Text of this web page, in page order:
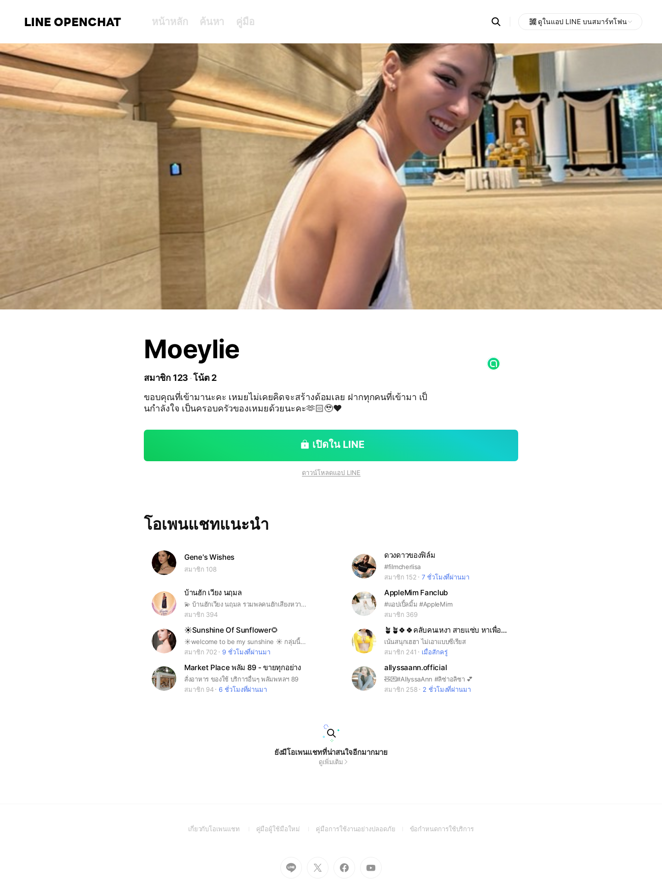
LINE OPENCHAT หน้าหลัก ค้นหา คู่มือ Search
OpenChats
messages
search
area
ดูในแอป LINE บนสมาร์ทโฟน
Moeylie
สมาชิก 123 โน้ต 2
ขอบคุณที่เข้ามานะคะ เหมยไม่เคยคิดจะสร้างด้อมเลย ฝากทุกคนที่เข้ามา เป็
นกำลังใจ เป็นครอบครัวของเหมยด้วยนะคะ🫶🏻🥹❤️
เปิดใน LINE
ดาวน์โหลดแอป LINE
โอเพนแชทแนะนำ
Gene's Wishes
สมาชิก 108
ดวงดาวของฟิล์ม
#filmcherlisa
สมาชิก 152
7 ชั่วโมงที่ผ่านมา
บ้านฮัก เวียง นฤมล
💫 บ้านฮักเวียง นฤมล รวมพลคนฮักเสียงหวาน อบอุ่น เป็นกันเอง อัปเดตผลงาน รูปภาพ ข่าวสาร และโมเมนต์น่ารักๆ ของเวียง นฤมล 💜
สมาชิก 394
AppleMim Fanclub
#แอปเปิ้ลมิ้ม #AppleMim
สมาชิก 369
☀️Sunshine Of Sunflower🌻
☀️welcome to be my sunshine ☀️ กลุ่มนี้สำหรับคนรัก🌻เนเน่ ธันย์ชนก 🌻 #nenethanchanok #thanchanok_nene
สมาชิก 702
9 ชั่วโมงที่ผ่านมา
🪴🪴🍀🍀คลับคนเหงา สายแซ่บ หาเพื่อนหาแฟน🪴🪴🍀🍀
เน้นสนุกเฮฮา ไม่เอาแบบซีเรียส
สมาชิก 241
เมื่อสักครู่
Market Place พลัม 89 - ขายทุกอย่าง
สั่งอาหาร ของใช้ บริการอื่นๆ พลัมพหลฯ 89
สมาชิก 94
6 ชั่วโมงที่ผ่านมา
allyssaann.official
🧸💌#AllyssaAnn #ลิซ่าอลิซา 💕
สมาชิก 258
2 ชั่วโมงที่ผ่านมา
ยังมีโอเพนแชทที่น่าสนใจอีกมากมาย
ดูเพิ่มเติม
เกี่ยวกับโอเพนแชท
(Openคู่มือผู้ใช้มือใหม่
(Open
window)
คู่มือการใช้งานอย่างปลอดภัย(Openข้อกำหนดการใช้บริการ(Open
Go
to
Go
to
Go
to
to